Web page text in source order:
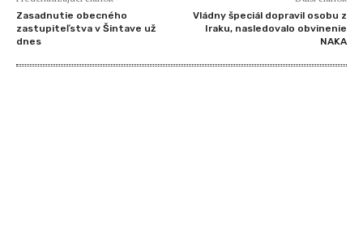
Zasadnutie obecného
zastupiteľstva v Šintave už
dnes
Vládny špeciál dopravil osobu z
Iraku, nasledovalo obvinenie
NAKA